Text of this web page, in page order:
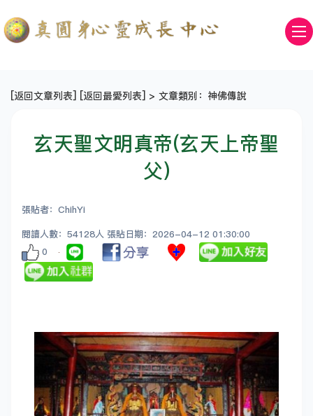
[返回文章列表] [返回最愛列表] > 文章類別：神佛傳說
玄天聖文明真帝(玄天上帝聖
父)
張貼者：ChihYi
閱讀人數：54128人 張貼日期：2026-04-12 01:30:00
0